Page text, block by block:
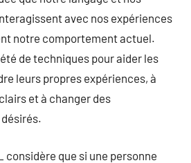
avec nos expériences
notre comportement actuel.
de techniques pour aider les
leurs propres expériences, à
et à changer des
considère que si une personne